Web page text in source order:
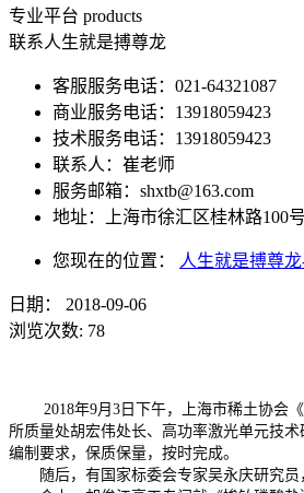
专业平台 products
联系人生就是搏尊龙
客服服务电话：021-64321087
商业服务电话：13918059423
技术服务电话：13918059423
联系人：崔老师
服务邮箱： shxtb@163.com
地址：上海市徐汇区桂林路100
您现在的位置： 人生就是搏尊
日期：
2018-09-06
浏览次数: 78
2018年9月3日下午，上海市稀土协会
所质量处胡宏伟处长、高功率激光单元技
编制要求，保质保量，按时完成。
随后，有国家标委会专家吴永庆研究员